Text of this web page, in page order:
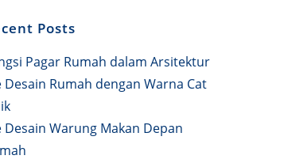
Posts
Pagar Rumah dalam Arsitektur
Desain Rumah dengan Warna Cat
Desain Warung Makan Depan